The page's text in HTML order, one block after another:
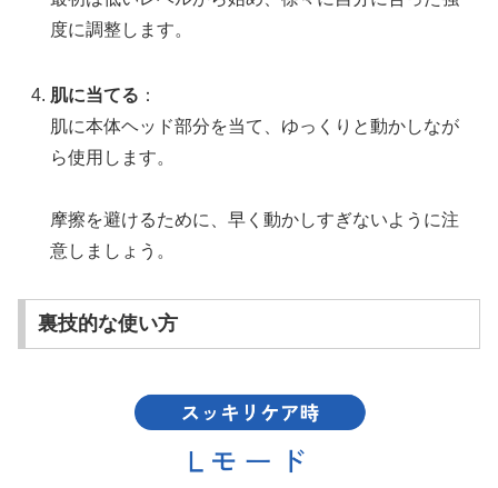
度に調整します。
肌に当てる ：
肌に本体ヘッド部分を当て、ゆっくりと動かしなが
ら使用します。
摩擦を避けるために、早く動かしすぎないように注
意しましょう。
裏技的な使い方